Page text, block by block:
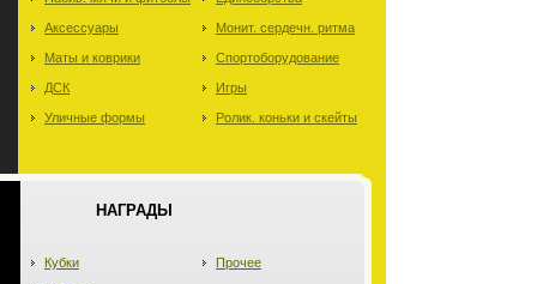
Аксессуары
Маты и коврики
ДСК
Уличные формы
Монит. сердечн. ритма
Спортоборудование
Игры
Ролик. коньки и скейты
НАГРАДЫ
Кубки Прочее